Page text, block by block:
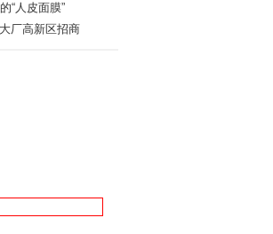
“人皮面膜”
厂高新区招商